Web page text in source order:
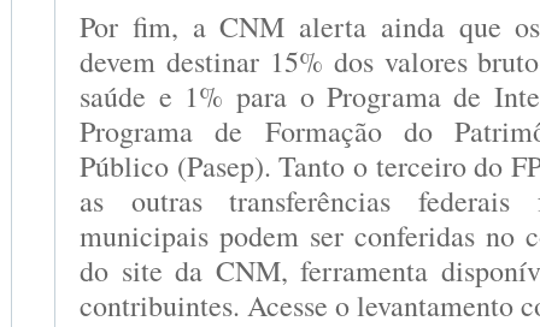
Por fim, a CNM alerta ainda que
devem destinar 15% dos valores
saúde e 1% para o Programa de
Programa de Formação do
Público (Pasep). Tanto o terceiro do
as outras transferências
municipais podem ser conferidas no
do site da CNM, ferramenta
contribuintes. Acesse o levantamento